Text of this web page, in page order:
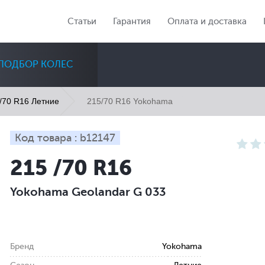
Статьи Гарантия Оплата и доставка
КОЛЕС
Диаметр
Все
Сезон
Все
R16 Летние 215/70 R16 Yokohama
Код товара : b12147
215 /70 R16
Yokohama Geolandar G 033
Бренд Yokohama